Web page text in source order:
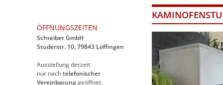
ÖFFNUNGSZEITEN
Schreiber GmbH
Studerstr. 10, 79843 Löffingen
Ausstellung derzeit
nur nachtelefonischer
Vereinbarunggeöffnet.